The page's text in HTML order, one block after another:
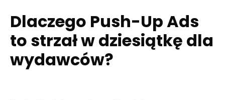
Dlaczego Push-Up Ads
to strzał w dziesiątkę dla
wydawców?